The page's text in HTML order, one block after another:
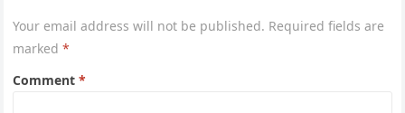
Your email address will not be published. Required fields are
marked*
Comment*